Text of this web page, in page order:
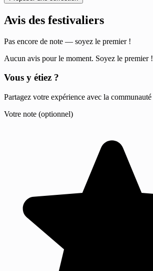
Avis des festivaliers
Pas encore de note — soyez le premier !
Aucun avis pour le moment. Soyez le premier !
Vous y étiez ?
Partagez votre expérience avec la communauté
Votre note (optionnel)